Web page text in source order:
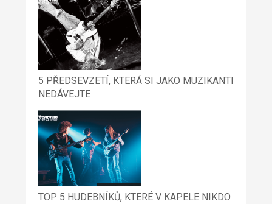
5 PŘEDSEVZETÍ, KTERÁ SI JAKO MUZIKANTI
NEDÁVEJTE
TOP 5 HUDEBNÍKŮ, KTERÉ V KAPELE NIKDO